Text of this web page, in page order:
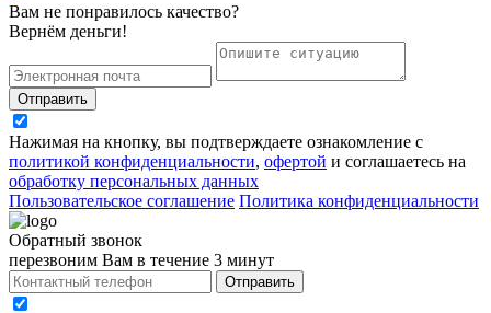
Вам не понравилось качество?
Вернём деньги!
Отправить
Нажимая на кнопку, вы подтверждаете ознакомление с
политикой конфиденциальности, офертой и соглашаетесь на
обработку персональных данных
Пользовательское соглашение Политика конфиденциальности
Обратный звонок
перезвоним Вам в течение 3 минут
Отправить